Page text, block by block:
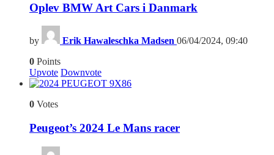
Oplev BMW Art Cars i Danmark
by Erik Hawaleschka Madsen 06/04/2024, 09:40
0 Points
Upvote Downvote
6
0 Votes
Peugeot’s 2024 Le Mans racer